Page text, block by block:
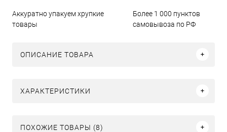
Аккуратно упакуем хрупкие
товары
Более 1 000 пунктов
самовывоза по РФ
ОПИСАНИЕ ТОВАРА
ХАРАКТЕРИСТИКИ
ПОХОЖИЕ ТОВАРЫ (8)